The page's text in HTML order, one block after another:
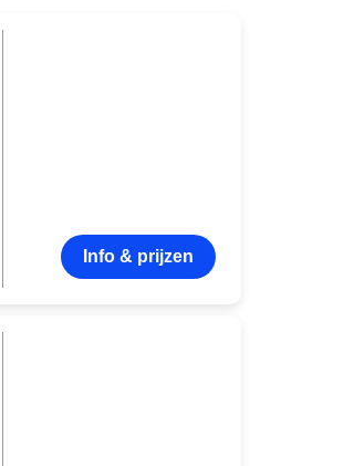
Info & prijzen